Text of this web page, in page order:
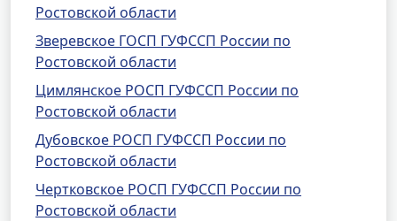
Ростовской области
Зверевское ГОСП ГУФССП России по
Ростовской области
Цимлянское РОСП ГУФССП России по
Ростовской области
Дубовское РОСП ГУФССП России по
Ростовской области
Чертковское РОСП ГУФССП России по
Ростовской области